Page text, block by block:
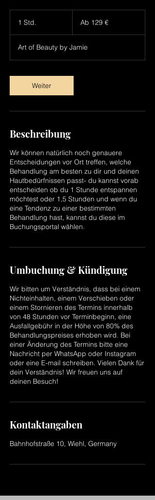
1 Std.
d
EuroAb 129 €
Art of Beauty by Jamie
Weiter
Beschreibung
Wir können natürlich noch genauere
Entscheidungen vor Ort treffen, welche
Behandlung am besten zu dir und deinen
Hautbedürfnissen passt- du kannst vorab
entscheiden ob du 1 Stunde entspannen
möchtest oder 1,5 Stunden und wenn du
eine Tendenz zu einer bestimmten
Behandlung hast, kannst du diese im
Umbuchung & Kündigung
Wir bitten um Verständnis, dass bei einem
Nichteinhalten, einem Verschieben oder
einem Stornieren des Termins innerhalb
von 48 Stunden vor Terminbeginn, eine
Ausfallgebühr in der Höhe von 80% des
Behandlungspreises erhoben wird. Bei
einer Änderung des Termins bitte eine
Nachricht per WhatsApp oder Instagram
oder eine E-mail schreiben. Vielen Dank für
dein Verständnis! Wir freuen uns auf
deinen Besuch!
Kontaktangaben
Bahnhofstraße 10, Wiehl, Germany